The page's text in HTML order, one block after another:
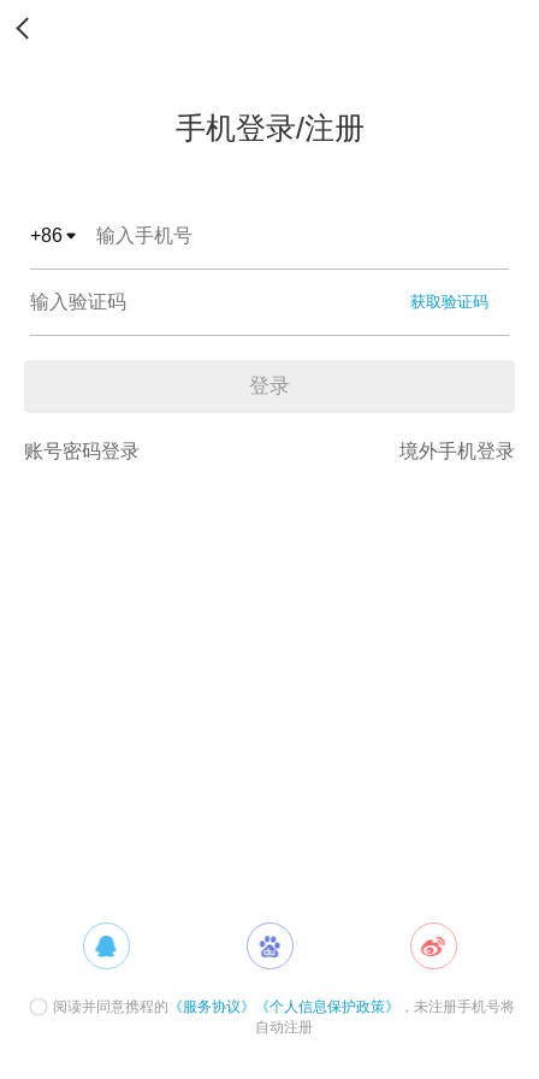
手机登录/注册
+86
获取验证码
登录
账号密码登录 境外手机登录
阅读并同意携程的 《服务协议》 《个人信息保护政策》
，未注册手机号将
自动注册